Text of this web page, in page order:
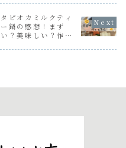
タピオカミルクティ
ー鍋の感想！まず
い？美味しい？作っ
ポート